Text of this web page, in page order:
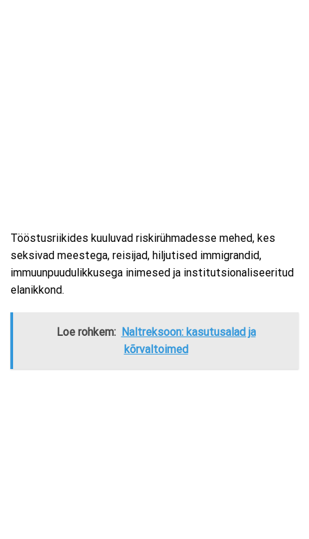
Tööstusriikides kuuluvad riskirühmadesse mehed, kes
seksivad meestega, reisijad, hiljutised immigrandid,
immuunpuudulikkusega inimesed ja institutsionaliseeritud
elanikkond.
Loe rohkem:
Naltreksoon: kasutusalad ja
kõrvaltoimed